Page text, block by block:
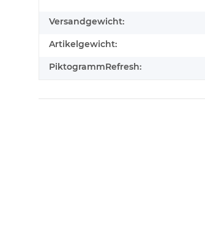
Versandgewicht:
Artikelgewicht:
PiktogrammRefresh: